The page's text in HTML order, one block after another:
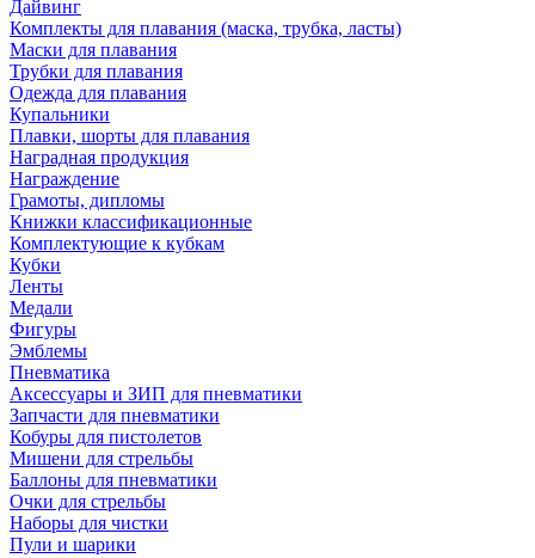
Дайвинг
Комплекты для плавания (маска, трубка, ласты)
Маски для плавания
Трубки для плавания
Одежда для плавания
Купальники
Плавки, шорты для плавания
Наградная продукция
Награждение
Грамоты, дипломы
Книжки классификационные
Комплектующие к кубкам
Кубки
Ленты
Медали
Фигуры
Эмблемы
Пневматика
Аксессуары и ЗИП для пневматики
Запчасти для пневматики
Кобуры для пистолетов
Мишени для стрельбы
Баллоны для пневматики
Очки для стрельбы
Наборы для чистки
Пули и шарики